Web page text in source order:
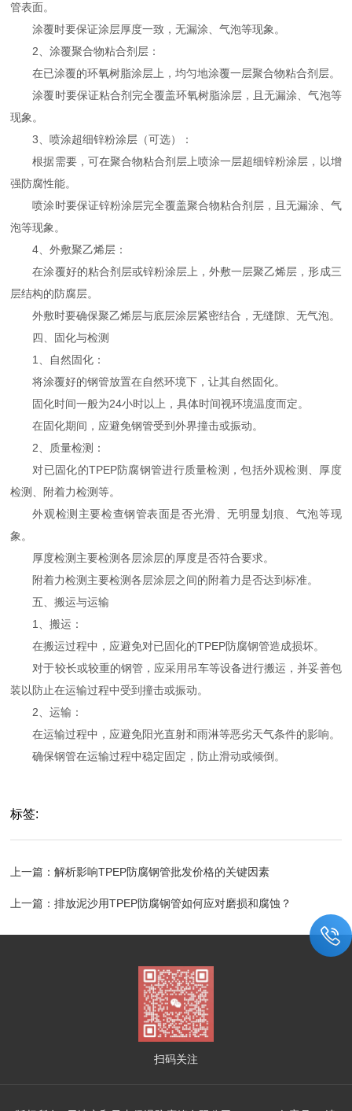
管表面。
涂覆时要保证涂层厚度一致，无漏涂、气泡等现象。
2、涂覆聚合物粘合剂层：
在已涂覆的环氧树脂涂层上，均匀地涂覆一层聚合物粘合剂层。
涂覆时要保证粘合剂完全覆盖环氧树脂涂层，且无漏涂、气泡等
现象。
3、喷涂超细锌粉涂层（可选）：
根据需要，可在聚合物粘合剂层上喷涂一层超细锌粉涂层，以增
强防腐性能。
喷涂时要保证锌粉涂层完全覆盖聚合物粘合剂层，且无漏涂、气
泡等现象。
4、外敷聚乙烯层：
在涂覆好的粘合剂层或锌粉涂层上，外敷一层聚乙烯层，形成三
层结构的防腐层。
外敷时要确保聚乙烯层与底层涂层紧密结合，无缝隙、无气泡。
四、固化与检测
1、自然固化：
将涂覆好的钢管放置在自然环境下，让其自然固化。
固化时间一般为24小时以上，具体时间视环境温度而定。
在固化期间，应避免钢管受到外界撞击或振动。
2、质量检测：
对已固化的TPEP防腐钢管进行质量检测，包括外观检测、厚度
检测、附着力检测等。
外观检测主要检查钢管表面是否光滑、无明显划痕、气泡等现
象。
厚度检测主要检测各层涂层的厚度是否符合要求。
附着力检测主要检测各层涂层之间的附着力是否达到标准。
五、搬运与运输
1、搬运：
在搬运过程中，应避免对已固化的TPEP防腐钢管造成损坏。
对于较长或较重的钢管，应采用吊车等设备进行搬运，并妥善包
装以防止在运输过程中受到撞击或振动。
2、运输：
在运输过程中，应避免阳光直射和雨淋等恶劣天气条件的影响。
确保钢管在运输过程中稳定固定，防止滑动或倾倒。
标签:
上一篇：解析影响TPEP防腐钢管批发价格的关键因素
上一篇：排放泥沙用TPEP防腐钢管如何应对磨损和腐蚀？
扫码关注